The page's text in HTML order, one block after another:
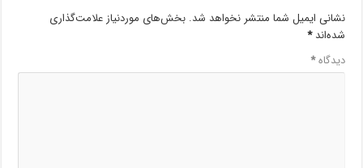
نشانی ایمیل شما منتشر نخواهد شد. بخش‌های موردنیاز علامت‌گذاری
شده‌اند*
دیدگاه*